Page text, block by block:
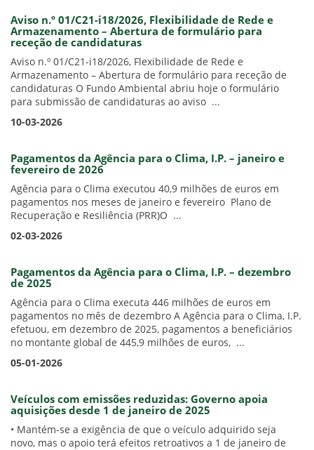
Aviso n.º 01/C21-i18/2026, Flexibilidade de Rede e
Armazenamento – Abertura de formulário para
receção de candidaturas
Aviso n.º 01/C21-i18/2026, Flexibilidade de Rede e
Armazenamento – Abertura de formulário para receção de
candidaturas O Fundo Ambiental abriu hoje o formulário
para submissão de candidaturas ao aviso ...
10-03-2026
Pagamentos da Agência para o Clima, I.P. – janeiro e
fevereiro de 2026
Agência para o Clima executou 40,9 milhões de euros em
pagamentos nos meses de janeiro e fevereiro Plano de
Recuperação e Resiliência (PRR)O ...
02-03-2026
Pagamentos da Agência para o Clima, I.P. – dezembro
de 2025
Agência para o Clima executa 446 milhões de euros em
pagamentos no mês de dezembro A Agência para o Clima, I.P.
efetuou, em dezembro de 2025, pagamentos a beneficiários
no montante global de 445,9 milhões de euros, ...
05-01-2026
Veículos com emissões reduzidas: Governo apoia
aquisições desde 1 de janeiro de 2025
• Mantém-se a exigência de que o veículo adquirido seja
novo, mas o apoio terá efeitos retroativos a 1 de janeiro de